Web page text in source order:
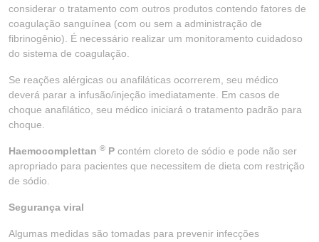
considerar o tratamento com outros produtos contendo fatores de
coagulação sanguínea (com ou sem a administração de
fibrinogênio). É necessário realizar um monitoramento cuidadoso
do sistema de coagulação.
Se reações alérgicas ou anafiláticas ocorrerem, seu médico
deverá parar a infusão/injeção imediatamente. Em casos de
choque anafilático, seu médico iniciará o tratamento padrão para
choque.
Haemocomplettan ® P contém cloreto de sódio e pode não ser
apropriado para pacientes que necessitem de dieta com restrição
de sódio.
Segurança viral
Algumas medidas são tomadas para prevenir infecções